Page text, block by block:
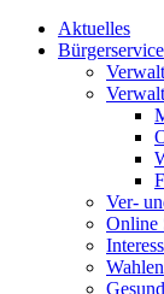
Aktuelles
Bürgerservice
Ver-
Online
Wahlen